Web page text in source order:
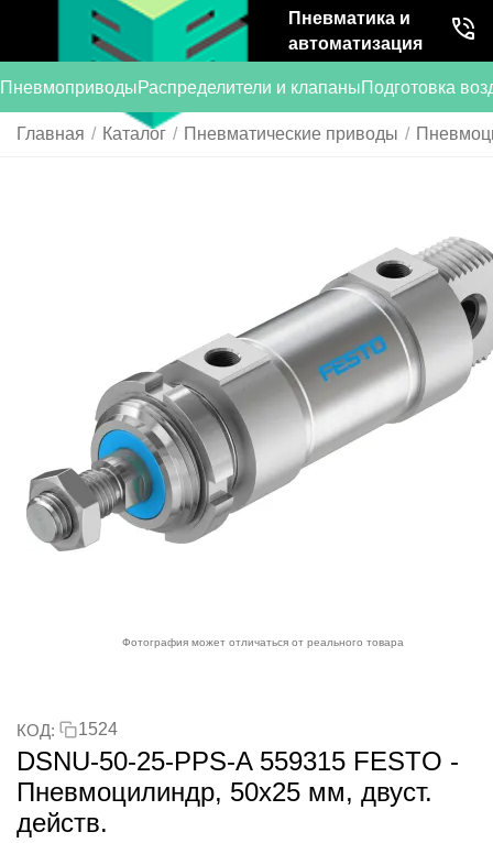
Пневматика и
автоматизация
ПневмоприводыРаспределители и клапаныПодготовка
Главная / Каталог / Пневматические приводы /
Фотография может отличаться от реального товара
КОД: 1524
DSNU-50-25-PPS-A 559315 FESTO -
Пневмоцилиндр, 50x25 мм, двуст.
действ.